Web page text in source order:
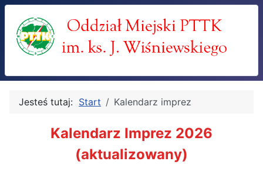
Jesteś tutaj: Start Kalendarz imprez
Kalendarz Imprez 2026
(aktualizowany)